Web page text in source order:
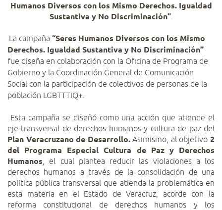
Humanos Diversos con los Mismo Derechos. Igualdad
Sustantiva y No Discriminación”.
La campaña “Seres Humanos Diversos con los Mismo
Derechos. Igualdad Sustantiva y No Discriminación”
fue diseña en colaboración con la Oficina de Programa de
Gobierno y la Coordinación General de Comunicación
Social con la participación de colectivos de personas de la
población LGBTTTIQ+.
Esta campaña se diseñó como una acción que atiende el
eje transversal de derechos humanos y cultura de paz del
Plan Veracruzano de Desarrollo.Asimismo, al objetivo 2
del Programa Especial Cultura de Paz y Derechos
Humanos , el cual plantea reducir las violaciones a los
derechos humanos a través de la consolidación de una
política pública transversal que atienda la problemática en
esta materia en el Estado de Veracruz, acorde con la
reforma constitucional de derechos humanos y los